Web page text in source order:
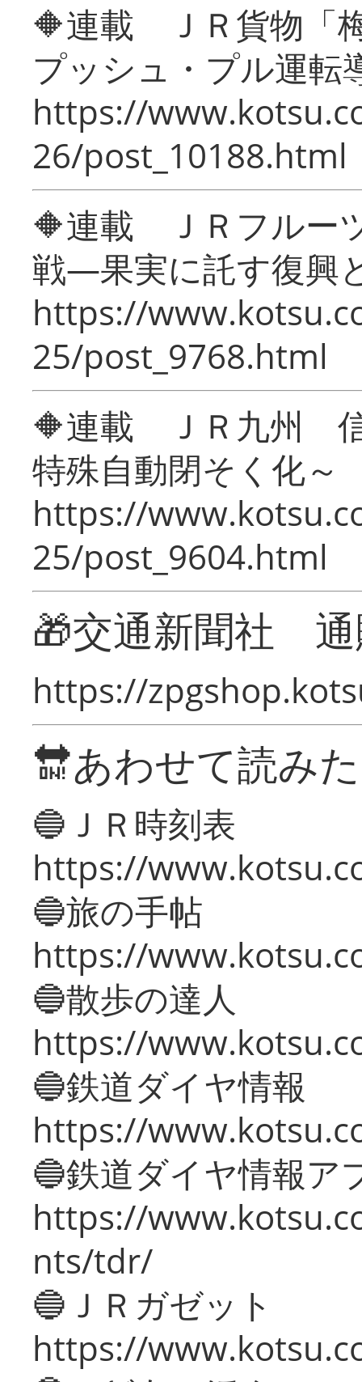
🔶連載 ＪＲ貨物「
プッシュ・プル運転
https://
26/post_10188.html
🔶連載 ＪＲフルー
戦―果実に託す復興
https://
25/post_9768.html
🔶連載 ＪＲ九州 信
特殊自動閉そく化～
https://
25/post_9604.html
🎁交通新聞社
https://
🔛あわせて読み
🔵ＪＲ時刻表
https://
🔵旅の手帖
https://
🔵散歩の達人
https://
🔵鉄道ダイヤ情報
https://
🔵鉄道ダイヤ情報ア
https://
nts/tdr/
🔵ＪＲガゼット
https://